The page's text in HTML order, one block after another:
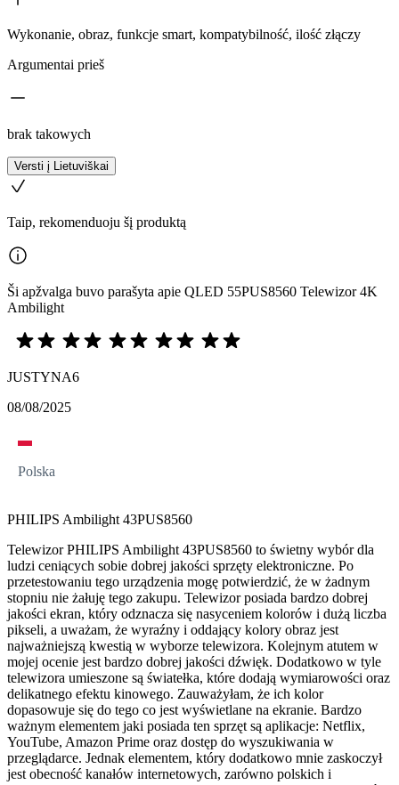
Wykonanie, obraz, funkcje smart, kompatybilność, ilość złączy
Argumentai prieš
brak takowych
Versti į Lietuviškai
Taip, rekomenduoju šį produktą
Ši apžvalga buvo parašyta apie QLED 55PUS8560 Telewizor 4K
Ambilight
JUSTYNA6
08/08/2025
Polska
PHILIPS Ambilight 43PUS8560
Telewizor PHILIPS Ambilight 43PUS8560 to świetny wybór dla
ludzi ceniących sobie dobrej jakości sprzęty elektroniczne. Po
przetestowaniu tego urządzenia mogę potwierdzić, że w żadnym
stopniu nie żałuję tego zakupu. Telewizor posiada bardzo dobrej
jakości ekran, który odznacza się nasyceniem kolorów i dużą liczba
pikseli, a uważam, że wyraźny i oddający kolory obraz jest
najważniejszą kwestią w wyborze telewizora. Kolejnym atutem w
mojej ocenie jest bardzo dobrej jakości dźwięk. Dodatkowo w tyle
telewizora umieszone są światełka, które dodają wymiarowości oraz
delikatnego efektu kinowego. Zauważyłam, że ich kolor
dopasowuje się do tego co jest wyświetlane na ekranie. Bardzo
ważnym elementem jaki posiada ten sprzęt są aplikacje: Netflix,
YouTube, Amazon Prime oraz dostęp do wyszukiwania w
przeglądarce. Jednak elementem, który dodatkowo mnie zaskoczył
jest obecność kanałów internetowych, zarówno polskich i